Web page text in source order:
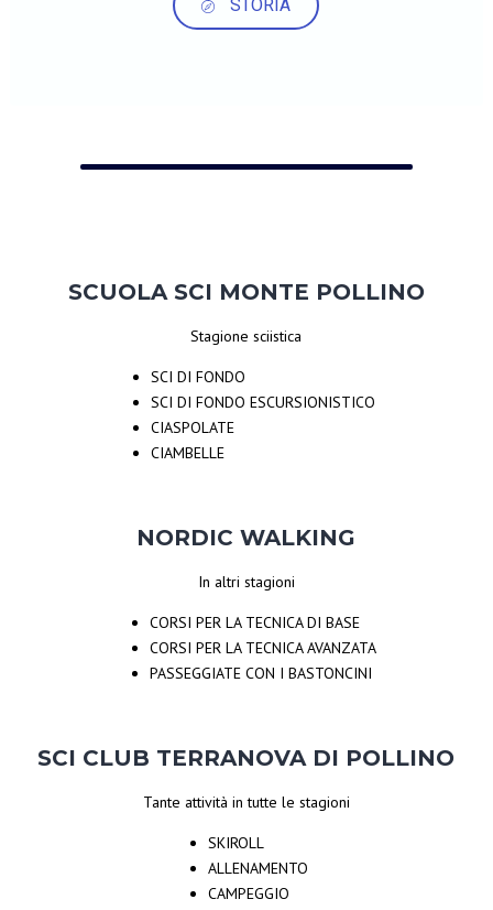
STORIA
SCUOLA SCI MONTE POLLINO
Stagione sciistica
SCI DI FONDO
SCI DI FONDO ESCURSIONISTICO
CIASPOLATE
CIAMBELLE
NORDIC WALKING
In altri stagioni
CORSI PER LA TECNICA DI BASE
CORSI PER LA TECNICA AVANZATA
PASSEGGIATE CON I BASTONCINI
SCI CLUB TERRANOVA DI POLLINO
Tante attività in tutte le stagioni
SKIROLL
ALLENAMENTO
CAMPEGGIO